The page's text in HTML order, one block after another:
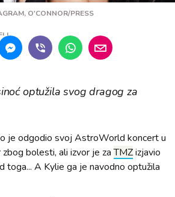
O'CONNOR/PRESS
optužila svog dragog za
je odgodio svoj AstroWorld koncert u
zbog bolesti, ali izvor je zaTMZizjavio
toga... A Kylie ga je navodno optužila